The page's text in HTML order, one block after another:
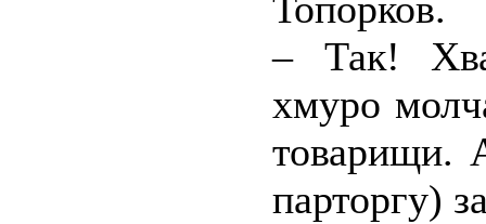
Топорков.
– Так!
хмуро
товарищи.
парторгу)